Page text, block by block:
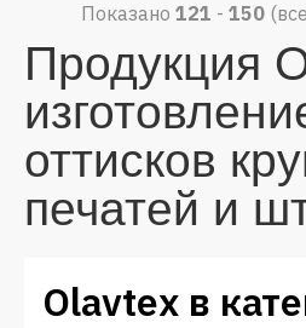
Показано 121 - 150
Продукция
оттисков
печатей и
Olavtex в